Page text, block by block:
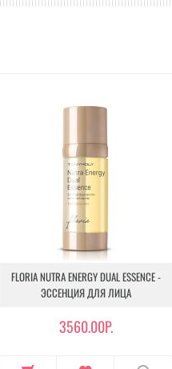
FLORIA NUTRA ENERGY DUAL ESSENCE -
ЭССЕНЦИЯ ДЛЯ ЛИЦА
3560.00Р.